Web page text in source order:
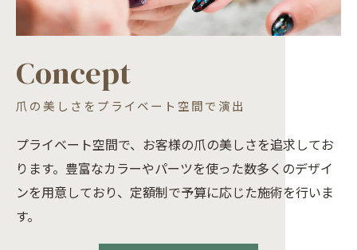
Concept
爪の美しさをプライベート空間で演出
プライベート空間で、お客様の爪の美しさを追求してお
ります。豊富なカラーやパーツを使った数多くのデザイ
ンを用意しており、定額制で予算に応じた施術を行いま
す。